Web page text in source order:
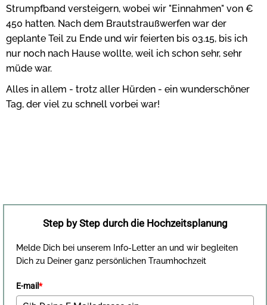
Strumpfband versteigern, wobei wir "Einnahmen" von €
450 hatten. Nach dem Brautstraußwerfen war der
geplante Teil zu Ende und wir feierten bis 03.15, bis ich
nur noch nach Hause wollte, weil ich schon sehr, sehr
müde war.
Alles in allem - trotz aller Hürden - ein wunderschöner
Tag, der viel zu schnell vorbei war!
Step by Step durch die Hochzeitsplanung
Melde Dich bei unserem Info-Letter an und wir begleiten
Dich zu Deiner ganz persönlichen Traumhochzeit
E-mail*